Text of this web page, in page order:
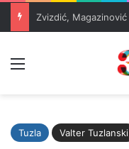
Tuzla Valter Tuzlanski